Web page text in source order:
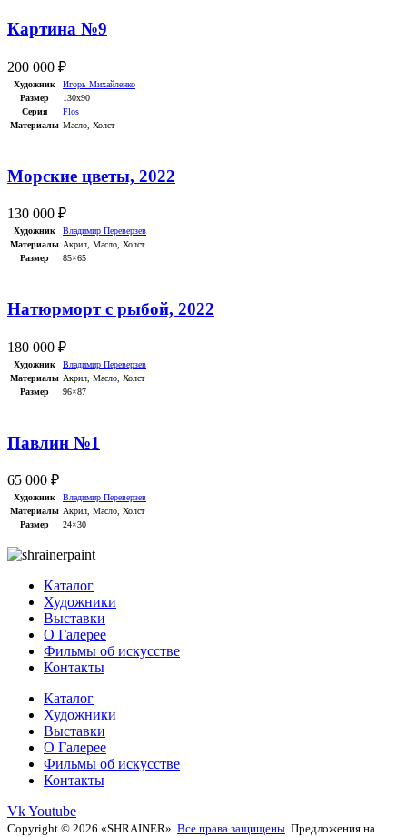
Картина №9
200 000 ₽
Художник
Игорь Михайленко
Размер
130х90
Серия
Flos
Материалы Масло Холст
Морские цветы, 2022
130 000 ₽
Художник
Владимир Переверзев
Материалы Акрил, Масло, Холст
Размер
85×65
Натюрморт с рыбой, 2022
180 000 ₽
Художник
Владимир Переверзев
Материалы Акрил Масло Холст
Размер
96×87
Павлин №1
65 000 ₽
Художник
Владимир Переверзев
Материалы Акрил, Масло, Холст
Размер
24×30
Каталог
Художники
Выставки
О Галерее
Фильмы об искусстве
Контакты
Каталог
Художники
Выставки
О Галерее
Фильмы об искусстве
Контакты
VkYoutube
Copyright © 2026 «SHRAINER». Все права защищены. Предложения на